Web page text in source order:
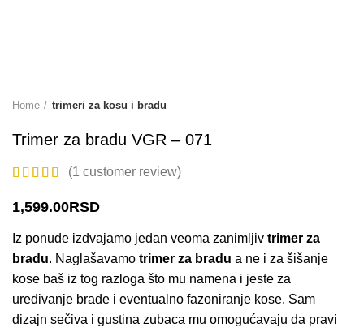
Home trimeri za kosu i bradu
Trimer za bradu VGR – 071
(1 customer review)
1,599.00RSD
Iz ponude izdvajamo jedan veoma zanimljiv trimer za
bradu. Naglašavamo trimer za bradu a ne i za šišanje
kose baš iz tog razloga što mu namena i jeste za
uređivanje brade i eventualno fazoniranje kose. Sam
dizajn sečiva i gustina zubaca mu omogućavaju da pravi